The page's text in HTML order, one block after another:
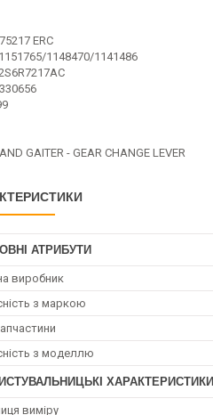
ERC
1148470/1141486
GAITER - GEAR CHANGE LEVER
АТРИБУТИ
виробник
з маркою
з моделлю
ХАРАКТЕРИСТИКИ
виміру